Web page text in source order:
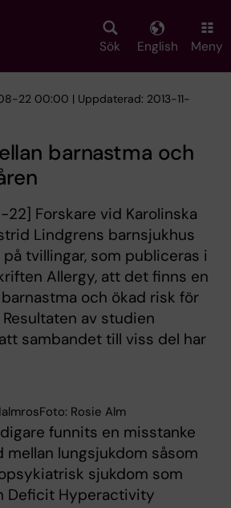
Sök English Meny
22 00:00 | Uppdaterad: 2013-11-
barnastma och
22] Forskare vid Karolinska
Lindgrens barnsjukhus
tvillingar, som publiceras i
Allergy, att det finns en
och ökad risk för
av studien
sambandet till viss del har
Rosie Alm
funnits en misstanke
mellan lungsjukdom såsom
sjukdom som
Deficit Hyperactivity